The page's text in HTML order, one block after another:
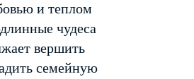
и теплом
чудеса
вершить
семейную